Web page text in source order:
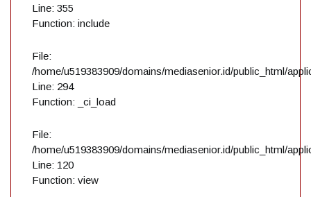
Line: 355
Function: include
File:
/home/u519383909/domains/mediasenior.id/public_html/
Line: 294
Function: _ci_load
File:
/home/u519383909/domains/mediasenior.id/public_html/
Line: 120
Function: view